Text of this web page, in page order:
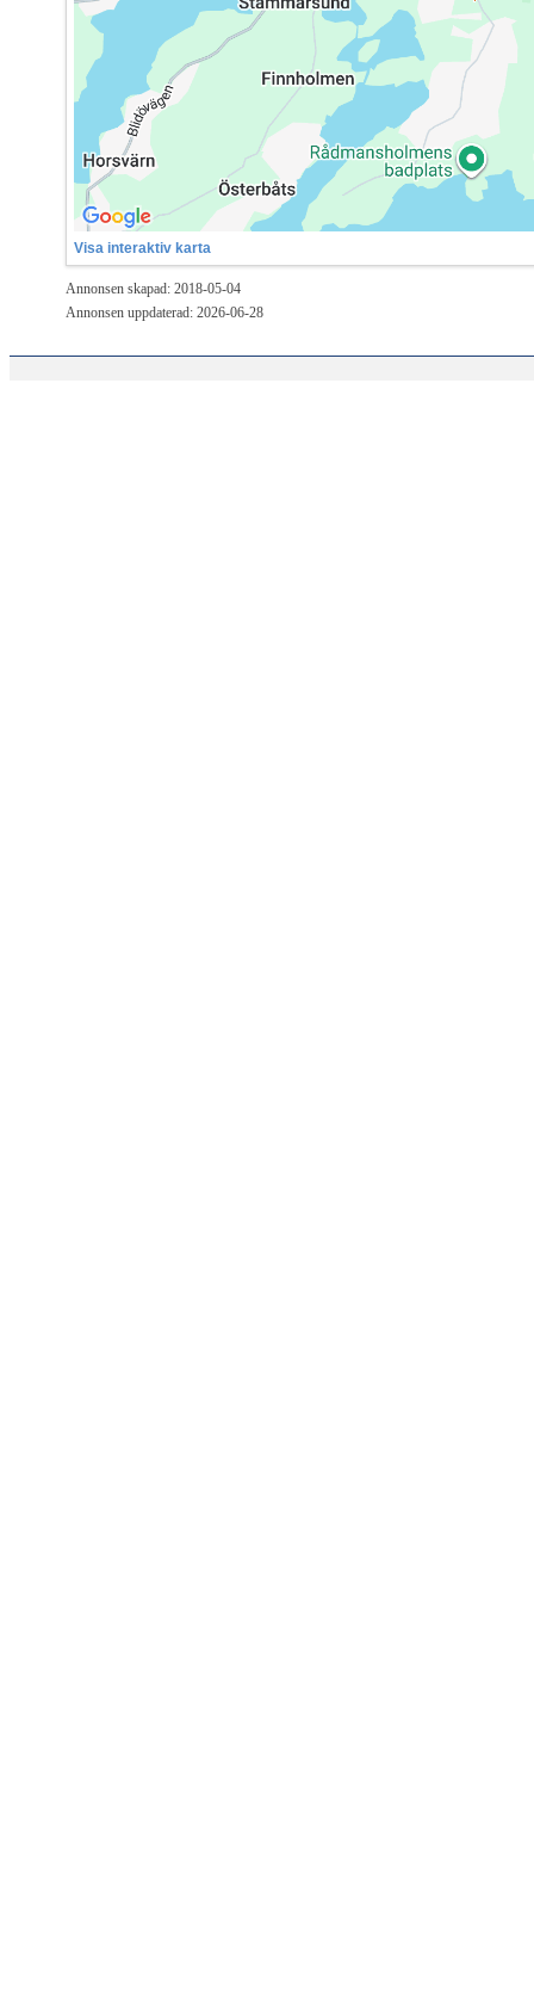
Visa interaktiv karta
Annonsen skapad: 2018-05-04
Annonsen uppdaterad: 2026-06-28